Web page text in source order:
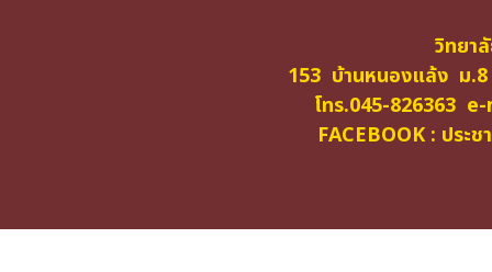
วิทยา
153 บ้านหนองแล้ง ม
โทร.045-826363
FACEBOOK : ประ